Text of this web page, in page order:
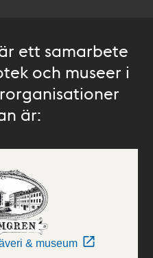
ett samarbete
och museer i
är:
& museum